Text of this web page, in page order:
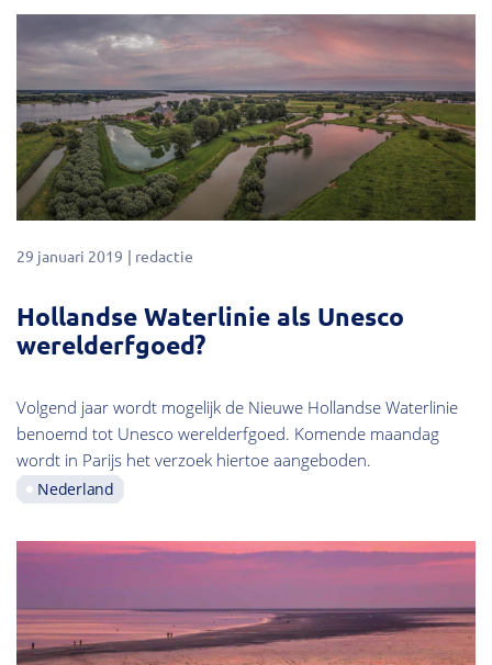
29 januari 2019 redactie
Hollandse Waterlinie als Unesco
werelderfgoed?
Volgend jaar wordt mogelijk de Nieuwe Hollandse Waterlinie
benoemd tot Unesco werelderfgoed. Komende maandag
wordt in Parijs het verzoek hiertoe aangeboden.
Nederland